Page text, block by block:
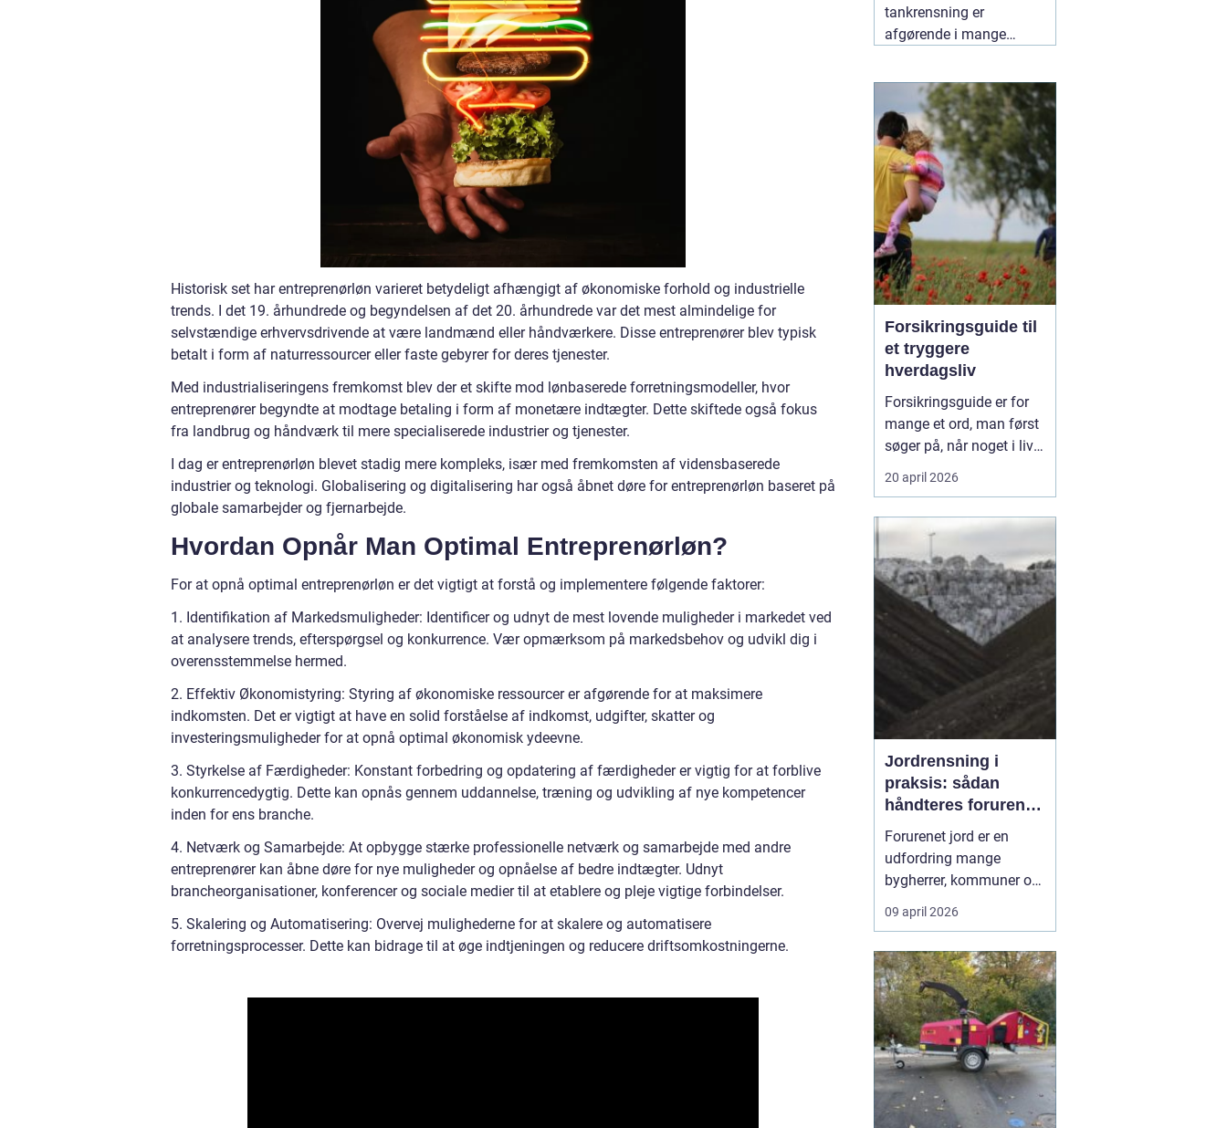
Historisk set har entreprenørløn varieret betydeligt afhængigt af økonomiske forhold og industrielle
trends. I det 19. århundrede og begyndelsen af det 20. århundrede var det mest almindelige for
selvstændige erhvervsdrivende at være landmænd eller håndværkere. Disse entreprenører blev typisk
betalt i form af naturressourcer eller faste gebyrer for deres tjenester.
Med industrialiseringens fremkomst blev der et skifte mod lønbaserede forretningsmodeller, hvor
entreprenører begyndte at modtage betaling i form af monetære indtægter. Dette skiftede også fokus
fra landbrug og håndværk til mere specialiserede industrier og tjenester.
I dag er entreprenørløn blevet stadig mere kompleks, især med fremkomsten af vidensbaserede
industrier og teknologi. Globalisering og digitalisering har også åbnet døre for entreprenørløn baseret på
globale samarbejder og fjernarbejde.
Hvordan Opnår Man Optimal Entreprenørløn?
For at opnå optimal entreprenørløn er det vigtigt at forstå og implementere følgende faktorer:
1. Identifikation af Markedsmuligheder: Identificer og udnyt de mest lovende muligheder i markedet ved
at analysere trends, efterspørgsel og konkurrence. Vær opmærksom på markedsbehov og udvikl dig i
overensstemmelse hermed.
2. Effektiv Økonomistyring: Styring af økonomiske ressourcer er afgørende for at maksimere
indkomsten. Det er vigtigt at have en solid forståelse af indkomst, udgifter, skatter og
investeringsmuligheder for at opnå optimal økonomisk ydeevne.
3. Styrkelse af Færdigheder: Konstant forbedring og opdatering af færdigheder er vigtig for at forblive
konkurrencedygtig. Dette kan opnås gennem uddannelse, træning og udvikling af nye kompetencer
inden for ens branche.
4. Netværk og Samarbejde: At opbygge stærke professionelle netværk og samarbejde med andre
entreprenører kan åbne døre for nye muligheder og opnåelse af bedre indtægter. Udnyt
brancheorganisationer, konferencer og sociale medier til at etablere og pleje vigtige forbindelser.
5. Skalering og Automatisering: Overvej mulighederne for at skalere og automatisere
forretningsprocesser. Dette kan bidrage til at øge indtjeningen og reducere driftsomkostningerne.
tankrensning er
afgørende i mange
hygiejne, sikkerhed og
driftsøkonomi spiller en
stor rolle, kan små fejl få
store konsekvenser. Her
er roterende tankrensere
31 maj 2026
Forsikringsguide til
et tryggere
hverdagsliv
Forsikringsguide er for
mange et ord, man først
søger på, når noget i livet
ændrer sig.
andre selskaber oplever,
du flytter, får børn, køber
bil eller ændrer job, og så
kan en enkel...
20 april 2026
Jordrensning i
praksis: sådan
håndteres forurenet
jord ansvarligt
Forurenet jord er en
udfordring mange
bygherrer, kommuner og
virksomheder møder, når
gamle industrigrunde
opdages forurening i
forbindelse med
anlægsarbejde.
Jordrensning handler
om at fjerne eller
reducere skadelige
stoffer ...
09 april 2026